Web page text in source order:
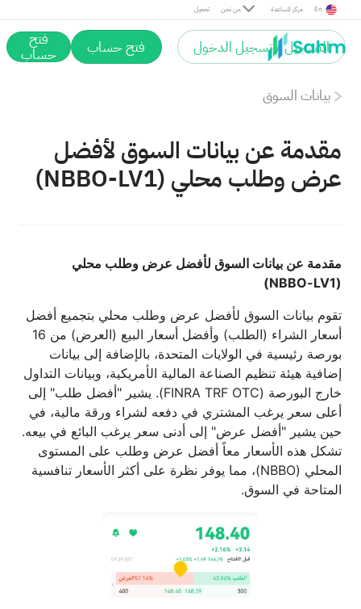
تحميل من نحن مركز المساعدة En
التسجيل / تسجيل الدخول فتح حساب فتح
حساب
بيانات السوق
مقدمة عن بيانات السوق لأفضل
عرض وطلب محلي (NBBO-LV1)
مقدمة عن بيانات السوق لأفضل عرض وطلب محلي
(NBBO-LV1)
تقوم بيانات السوق لأفضل عرض وطلب محلي بتجميع أفضل
أسعار الشراء (الطلب) وأفضل أسعار البيع (العرض) من 16
بورصة رئيسية في الولايات المتحدة، بالإضافة إلى بيانات
إضافية هيئة تنظيم الصناعة المالية الأمريكية، وبيانات التداول
خارج البورصة (FINRA TRF OTC). يشير "أفضل طلب" إلى
أعلى سعر يرغب المشتري في دفعه لشراء ورقة مالية، في
حين يشير "أفضل عرض" إلى أدنى سعر يرغب البائع في بيعه.
تشكل هذه الأسعار معاً أفضل عرض وطلب على المستوى
المحلي (NBBO)، مما يوفر نظرة على أكثر الأسعار تنافسية
المتاحة في السوق.